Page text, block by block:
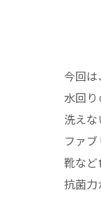
今回
水回り
洗え
ファ
靴など
抗菌